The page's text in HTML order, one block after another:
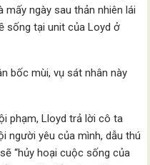
mấy ngày sau thản nhiên lái
sống tại unit của Loyd ở
bốc mùi, vụ sát nhân này
phạm, Lloyd trả lời cô ta
người yêu của mình, dẫu thú
“hủy hoại cuộc sống của